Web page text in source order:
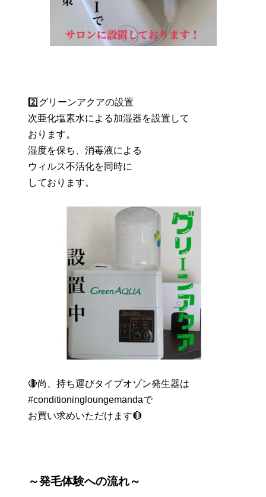
2️⃣グリーンアクアの設置
次亜化塩素水による加湿器を設置して
おります。
湿度を保ち、消毒液による
ウィルス不活化を同時に
しております。
🔴尚、持ち運びタイプオゾン発生器は
#conditioningloungemandaで
お買い求めいただけます🔴
～発毛体験への流れ～